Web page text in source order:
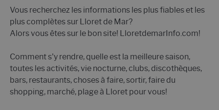
Vous recherchez les informations les plus fiables et les
plus complètes sur Lloret de Mar?
Alors vous êtes sur le bon site! LloretdemarInfo.com!
Comment s'y rendre, quelle est la meilleure saison,
toutes les activités, vie nocturne, clubs, discothèques,
bars, restaurants, choses à faire, sortir, faire du
shopping, marché, plage à Lloret pour vous!